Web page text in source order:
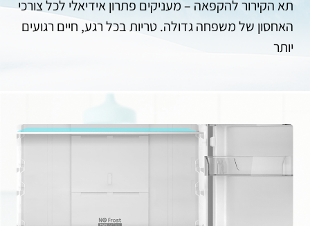
תא הקירור להקפאה – מעניקים פתרון אידיאלי לכל צורכי
האחסון של משפחה גדולה. טריות בכל רגע, חיים רגועים
יותר